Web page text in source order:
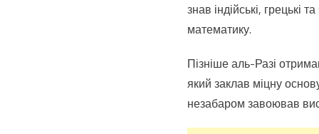
знав індійські, грецькі
математику.
Пізніше аль-Разі
який заклав міцну
незабаром завоював